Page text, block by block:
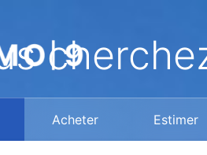
Acheter Estimer